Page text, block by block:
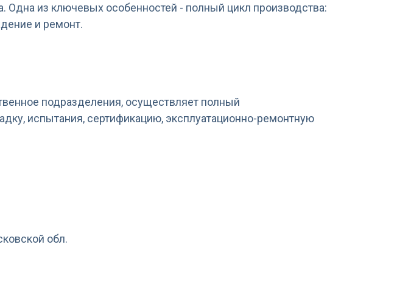
Одна из ключевых особенностей - полный цикл производства:
и ремонт.
подразделения, осуществляет полный
испытания, сертификацию, эксплуатационно-ремонтную
обл.